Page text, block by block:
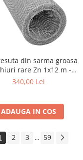
sarma groasa
rare Zn 1x12 m -
7.6x7.6x1 mm
340,00 Lei
ADAUGA IN COS
2 3 ... 59